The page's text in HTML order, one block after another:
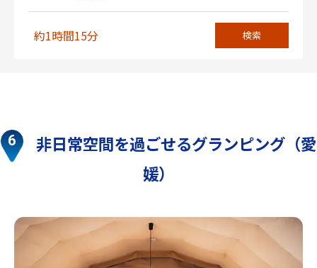
約1時間15分 検索
非日常空間を過ごせるグランピング（愛
媛）